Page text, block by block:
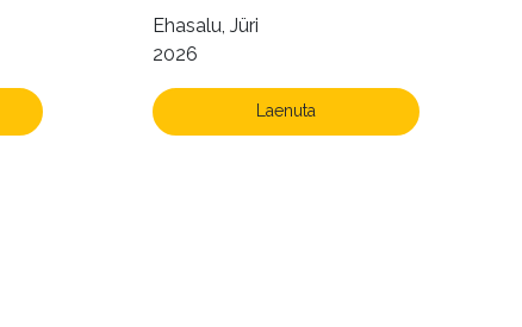
Ehasalu, Jüri
2026
Laenuta